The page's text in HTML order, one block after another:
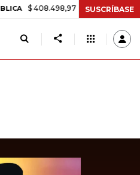
$ 408.498,97 +$ 8.753,81 +2,19%
SUSCRÍBASE